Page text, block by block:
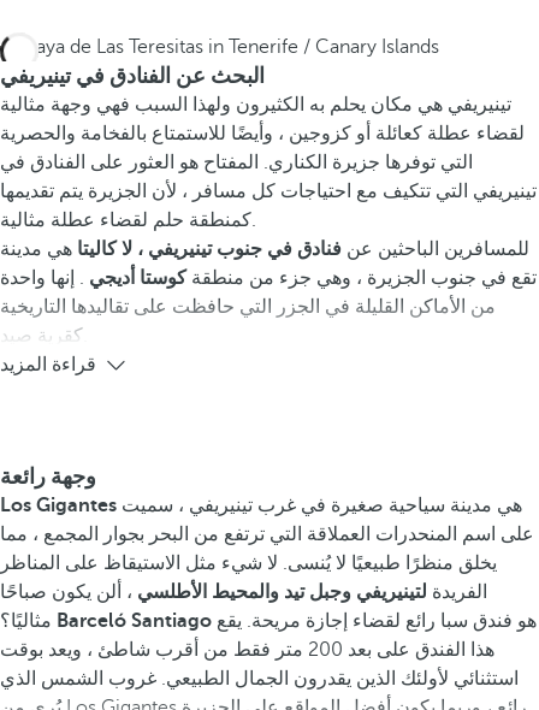
البحث عن الفنادق في تينيريفي
تينيريفي هي مكان يحلم به الكثيرون ولهذا السبب فهي وجهة مثالية
لقضاء عطلة كعائلة أو كزوجين ، وأيضًا للاستمتاع بالفخامة والحصرية
التي توفرها جزيرة الكناري. المفتاح هو العثور على الفنادق في
تينيريفي التي تتكيف مع احتياجات كل مسافر ، لأن الجزيرة يتم تقديمها
كمنطقة حلم لقضاء عطلة مثالية.
للمسافرين الباحثين عن فنادق في جنوب تينيريفي ، لا كاليتا هي مدينة
تقع في جنوب الجزيرة ، وهي جزء من منطقةكوستا أديجي . إنها واحدة
من الأماكن القليلة في الجزر التي حافظت على تقاليدها التاريخية
قراءة المزيد
وجهة رائعة
Los Gigantes
على اسم المنحدرات العملاقة التي ترتفع من البحر بجوار المجمع ، مما
يخلق منظرًا طبيعيًا لا يُنسى. لا شيء مثل الاستيقاظ على المناظر
الفريدة لتينيريفي وجبل تيد والمحيط الأطلسي ، ألن يكون صباحًا
Barceló Santiago
هذا الفندق على بعد 200 متر فقط من أقرب شاطئ ، ويعد بوقت
استثنائي لأولئك الذين يقدرون الجمال الطبيعي. غروب الشمس الذي